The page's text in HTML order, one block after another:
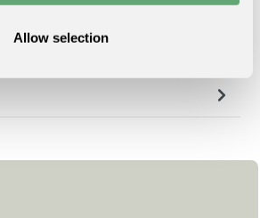
Allow selection